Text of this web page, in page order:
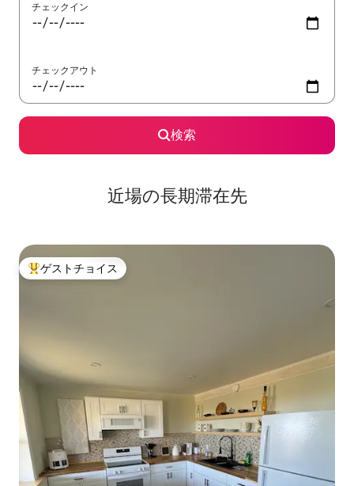
チェックイン
チェックアウト
検索
近場の長期滞在先
大好評のゲストチョイスです。
ゲストチョイス